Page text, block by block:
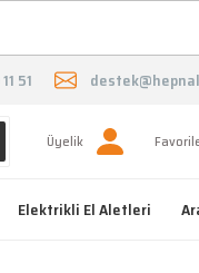
51
Üyelik
Elektrikli El Aletleri